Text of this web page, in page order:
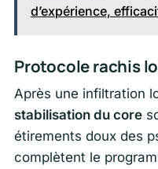
d’expérience,
Protocole rachis
Après une infiltration
stabilisation du core
étirements doux des
complètent le